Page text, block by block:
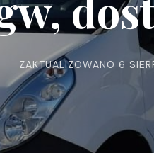
ZAKTUALIZOWANO 6